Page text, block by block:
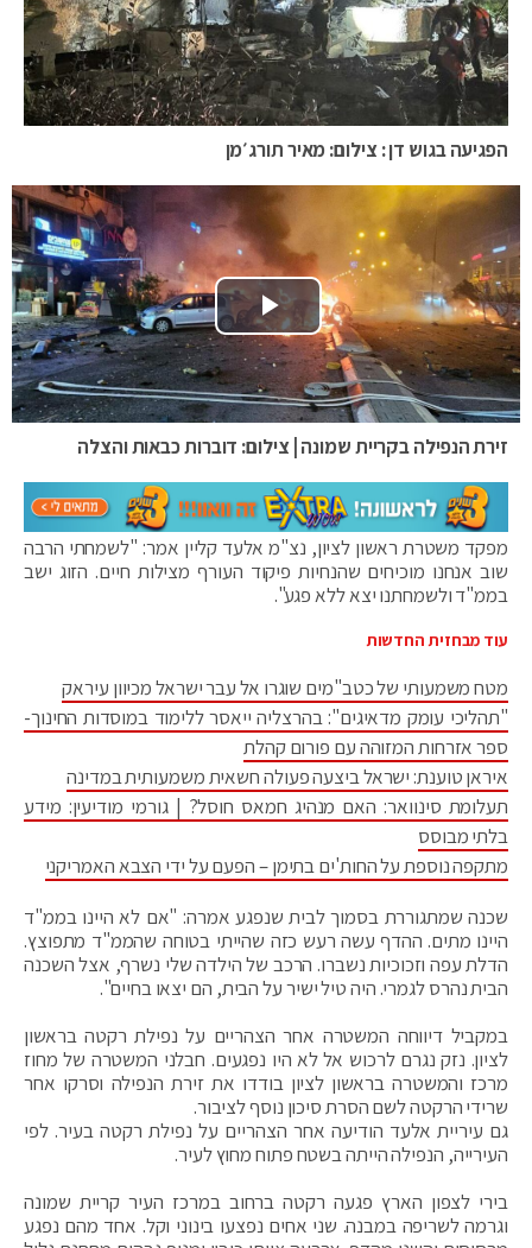
הפגיעה בגוש דן : צילום: מאיר תורג׳מן
Play Video
זירת הנפילה בקריית שמונה | צילום: דוברות כבאות והצלה
מפקד משטרת ראשון לציון, נצ"מ אלעד קליין אמר: "לשמחתי הרבה
שוב אנחנו מוכיחים שהנחיות פיקוד העורף מצילות חיים. הזוג ישב
בממ"ד ולשמחתנו יצא ללא פגע".
עוד מבחזית החדשות
מטח משמעותי של כטב"מים שוגרו אל עבר ישראל מכיוון עיראק
"תהליכי עומק מדאיגים": בהרצליה ייאסר ללימוד במוסדות החינוך-
ספר אזרחות המזוהה עם פורום קהלת
איראן טוענת: ישראל ביצעה פעולה חשאית משמעותית במדינה
תעלומת סינוואר: האם מנהיג חמאס חוסל? | גורמי מודיעין: מידע
בלתי מבוסס
מתקפה נוספת על החות'ים בתימן – הפעם על ידי הצבא האמריקני
שכנה שמתגוררת בסמוך לבית שנפגע אמרה: "אם לא היינו בממ"ד
היינו מתים. ההדף עשה רעש כזה שהייתי בטוחה שהממ"ד מתפוצץ.
הדלת עפה וזכוכיות נשברו. הרכב של הילדה שלי נשרף, אצל השכנה
הבית נהרס לגמרי. היה טיל ישיר על הבית, הם יצאו בחיים".
במקביל דיווחה המשטרה אחר הצהריים על נפילת רקטה בראשון
לציון. נזק נגרם לרכוש אל לא היו נפגעים. חבלני המשטרה של מחוז
מרכז והמשטרה בראשון לציון בודדו את זירת הנפילה וסרקו אחר
שרידי הרקטה לשם הסרת סיכון נוסף לציבור.
גם עיריית אלעד הודיעה אחר הצהריים על נפילת רקטה בעיר. לפי
העירייה, הנפילה הייתה בשטח פתוח מחוץ לעיר.
בירי לצפון הארץ פגעה רקטה ברחוב במרכז העיר קריית שמונה
וגרמה לשריפה במבנה. שני אחים נפצעו בינוני וקל. אחד מהם נפגע